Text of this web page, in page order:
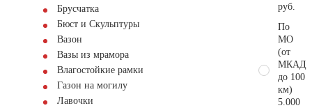
Брусчатка
Бюст и Скульптуры
Вазон
Вазы из мрамора
Влагостойкие рамки
Газон на могилу
Лавочки
руб.
По
МО
(от
МКАД
до 100
км)
5.000